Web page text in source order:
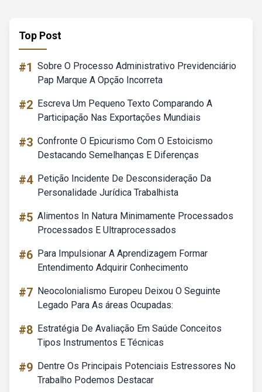
Top Post
#1 Sobre O Processo Administrativo Previdenciário
Pap Marque A Opção Incorreta
#2 Escreva Um Pequeno Texto Comparando A
Participação Nas Exportações Mundiais
#3 Confronte O Epicurismo Com O Estoicismo
Destacando Semelhanças E Diferenças
#4 Petição Incidente De Desconsideração Da
Personalidade Jurídica Trabalhista
#5 Alimentos In Natura Minimamente Processados
Processados E Ultraprocessados
#6 Para Impulsionar A Aprendizagem Formar
Entendimento Adquirir Conhecimento
#7 Neocolonialismo Europeu Deixou O Seguinte
Legado Para As áreas Ocupadas:
#8 Estratégia De Avaliação Em Saúde Conceitos
Tipos Instrumentos E Técnicas
#9 Dentre Os Principais Potenciais Estressores No
Trabalho Podemos Destacar